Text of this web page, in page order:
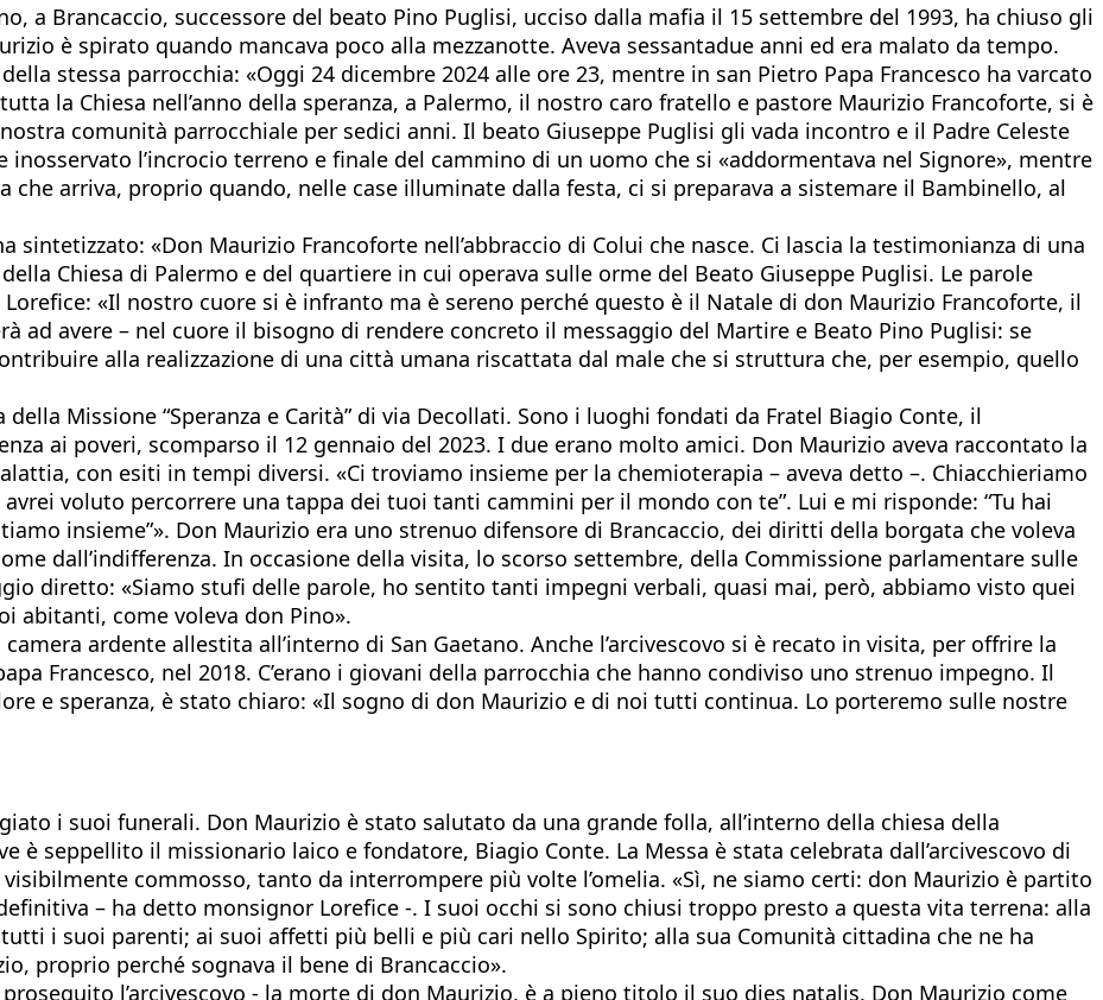
a Brancaccio, successore del beato Pino Puglisi, ucciso dalla mafia il 15 settembre del 1993, ha chiuso gli
è spirato quando mancava poco alla mezzanotte. Aveva sessantadue anni ed era malato da tempo.
stessa parrocchia: «Oggi 24 dicembre 2024 alle ore 23, mentre in san Pietro Papa Francesco ha varcato
la Chiesa nell’anno della speranza, a Palermo, il nostro caro fratello e pastore Maurizio Francoforte, si è
comunità parrocchiale per sedici anni. Il beato Giuseppe Puglisi gli vada incontro e il Padre Celeste
inosservato l’incrocio terreno e finale del cammino di un uomo che si «addormentava nel Signore», mentre
che arriva, proprio quando, nelle case illuminate dalla festa, ci si preparava a sistemare il Bambinello, al
sintetizzato: «Don Maurizio Francoforte nell’abbraccio di Colui che nasce. Ci lascia la testimonianza di una
Chiesa di Palermo e del quartiere in cui operava sulle orme del Beato Giuseppe Puglisi. Le parole
«Il nostro cuore si è infranto ma è sereno perché questo è il Natale di don Maurizio Francoforte, il
ad avere – nel cuore il bisogno di rendere concreto il messaggio del Martire e Beato Pino Puglisi: se
alla realizzazione di una città umana riscattata dal male che si struttura che, per esempio, quello
Missione “Speranza e Carità” di via Decollati. Sono i luoghi fondati da Fratel Biagio Conte, il
ai poveri, scomparso il 12 gennaio del 2023. I due erano molto amici. Don Maurizio aveva raccontato la
con esiti in tempi diversi. «Ci troviamo insieme per la chemioterapia – aveva detto –. Chiacchieriamo
avrei voluto percorrere una tappa dei tuoi tanti cammini per il mondo con te”. Lui e mi risponde: “Tu hai
insieme”». Don Maurizio era uno strenuo difensore di Brancaccio, dei diritti della borgata che voleva
dall’indifferenza. In occasione della visita, lo scorso settembre, della Commissione parlamentare sulle
diretto: «Siamo stufi delle parole, ho sentito tanti impegni verbali, quasi mai, però, abbiamo visto quei
abitanti, come voleva don Pino».
ardente allestita all’interno di San Gaetano. Anche l’arcivescovo si è recato in visita, per offrire la
Francesco, nel 2018. C’erano i giovani della parrocchia che hanno condiviso uno strenuo impegno. Il
e speranza, è stato chiaro: «Il sogno di don Maurizio e di noi tutti continua. Lo porteremo sulle nostre
i suoi funerali. Don Maurizio è stato salutato da una grande folla, all’interno della chiesa della
è seppellito il missionario laico e fondatore, Biagio Conte. La Messa è stata celebrata dall’arcivescovo di
commosso, tanto da interrompere più volte l’omelia. «Sì, ne siamo certi: don Maurizio è partito
– ha detto monsignor Lorefice -. I suoi occhi si sono chiusi troppo presto a questa vita terrena: alla
i suoi parenti; ai suoi affetti più belli e più cari nello Spirito; alla sua Comunità cittadina che ne ha
proprio perché sognava il bene di Brancaccio».
l’arcivescovo - la morte di don Maurizio, è a pieno titolo il suo dies natalis. Don Maurizio come